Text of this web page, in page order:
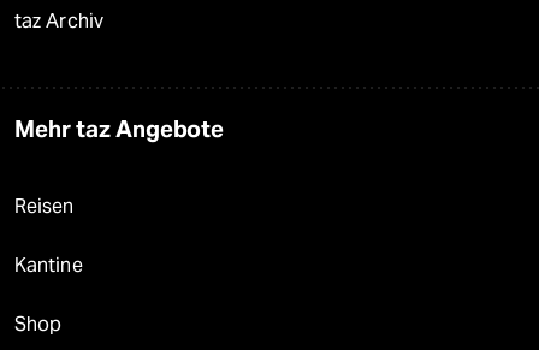
taz Archiv
Mehr taz Angebote
Reisen
Kantine
Shop